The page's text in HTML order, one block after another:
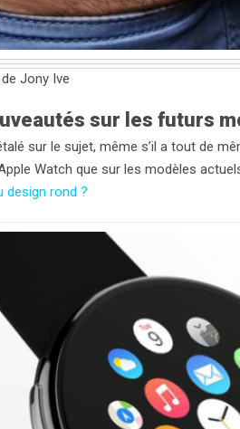
Jony Ive
sur les futurs
sur le sujet, même s’il a tout de
Watch que sur les modèles
design rond ?